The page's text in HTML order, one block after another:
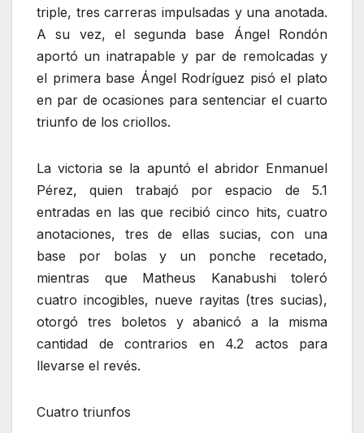
triple, tres carreras impulsadas y una anotada.
A su vez, el segunda base Ángel Rondón
aportó un inatrapable y par de remolcadas y
el primera base Ángel Rodríguez pisó el plato
en par de ocasiones para sentenciar el cuarto
triunfo de los criollos.
La victoria se la apuntó el abridor Enmanuel
Pérez, quien trabajó por espacio de 5.1
entradas en las que recibió cinco hits, cuatro
anotaciones, tres de ellas sucias, con una
base por bolas y un ponche recetado,
mientras que Matheus Kanabushi toleró
cuatro incogibles, nueve rayitas (tres sucias),
otorgó tres boletos y abanicó a la misma
cantidad de contrarios en 4.2 actos para
llevarse el revés.
Cuatro triunfos